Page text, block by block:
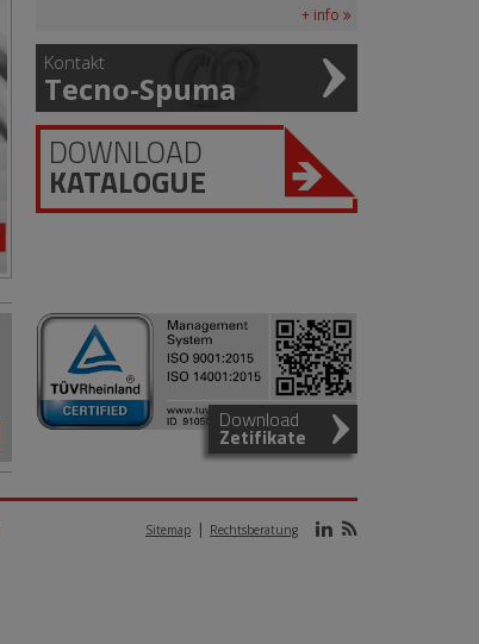
+ info
Kontakt
Tecno-Spuma
DOWNLOAD
KATALOGUE
Download
Zetifikate
Sitemap Rechtsberatung